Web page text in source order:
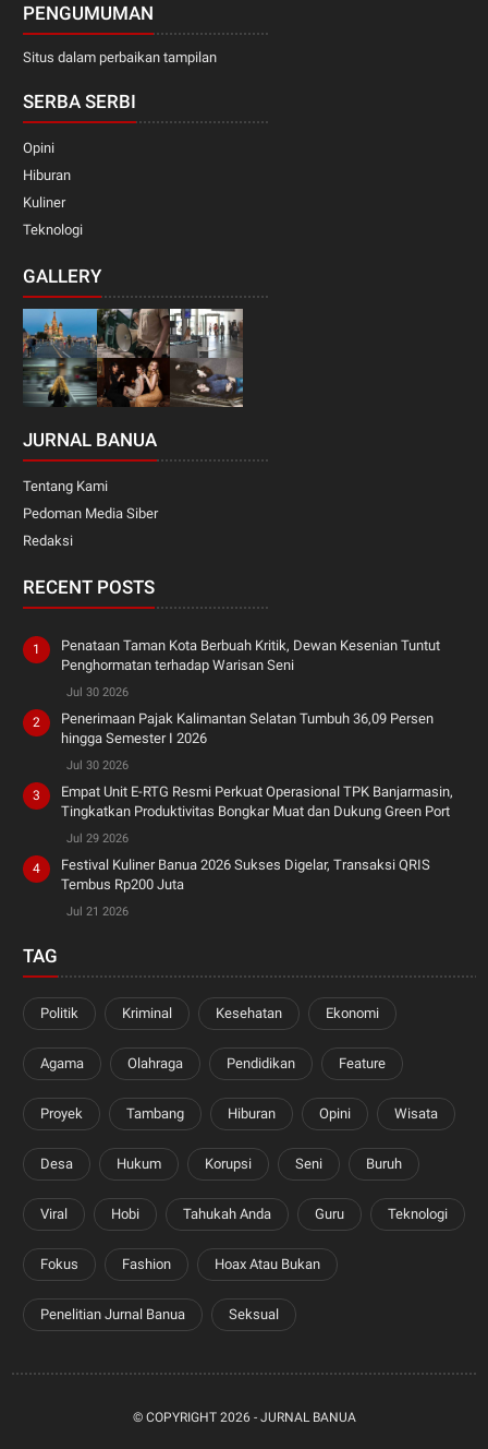
PENGUMUMAN
Situs dalam perbaikan tampilan
SERBA SERBI
Opini
Hiburan
Kuliner
Teknologi
GALLERY
JURNAL BANUA
Tentang Kami
Pedoman Media Siber
Redaksi
RECENT POSTS
Penataan Taman Kota Berbuah Kritik, Dewan Kesenian Tuntut
Penghormatan terhadap Warisan Seni
Jul 30 2026
Penerimaan Pajak Kalimantan Selatan Tumbuh 36,09 Persen
hingga Semester I 2026
Jul 30 2026
Empat Unit E-RTG Resmi Perkuat Operasional TPK Banjarmasin,
Tingkatkan Produktivitas Bongkar Muat dan Dukung Green Port
Jul 29 2026
Festival Kuliner Banua 2026 Sukses Digelar, Transaksi QRIS
Tembus Rp200 Juta
Jul 21 2026
TAG
Politik Kriminal Kesehatan Ekonomi
Agama Olahraga Pendidikan Feature
Proyek Tambang Hiburan Opini Wisata
Desa Hukum Korupsi Seni Buruh
Viral Hobi Tahukah Anda Guru Teknologi
Fokus Fashion Hoax Atau Bukan
Penelitian Jurnal Banua Seksual
© COPYRIGHT 2026 - JURNAL BANUA